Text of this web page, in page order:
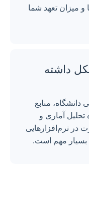
میزان تعهد شما
داشته
دانشگاه، منابع
تحلیل آماری و
در نرم‌افزارهایی